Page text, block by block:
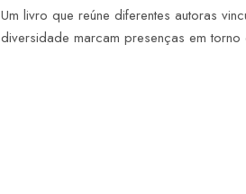
Um livro que reúne diferentes autoras
diversidade marcam presenças em